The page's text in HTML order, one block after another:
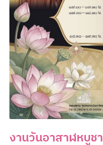
งานวันอาสาฬหบูชา